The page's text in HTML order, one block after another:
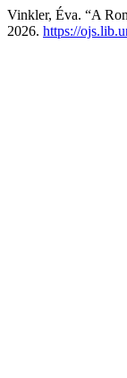
Vinkler, Éva. “A
2026. https://